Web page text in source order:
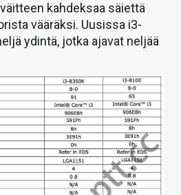
kahdeksaa säiettä
vääräksi. Uusissa i3-
ydintä, jotka ajavat neljää